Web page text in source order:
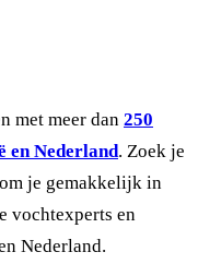
met meer dan 250
en Nederland. Zoek je
je gemakkelijk in
vochtexperts en
Nederland.